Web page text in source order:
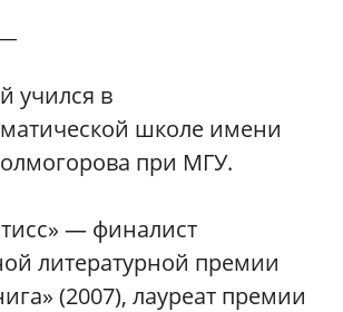
учился в
школе имени
при МГУ.
— финалист
литературной премии
(2007), лауреат премии